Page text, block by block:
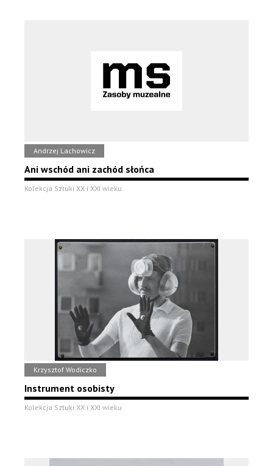
Andrzej Lachowicz
Ani wschód ani zachód słońca
Kolekcja Sztuki XX i XXI wieku
Krzysztof Wodiczko
Instrument osobisty
Kolekcja Sztuki XX i XXI wieku